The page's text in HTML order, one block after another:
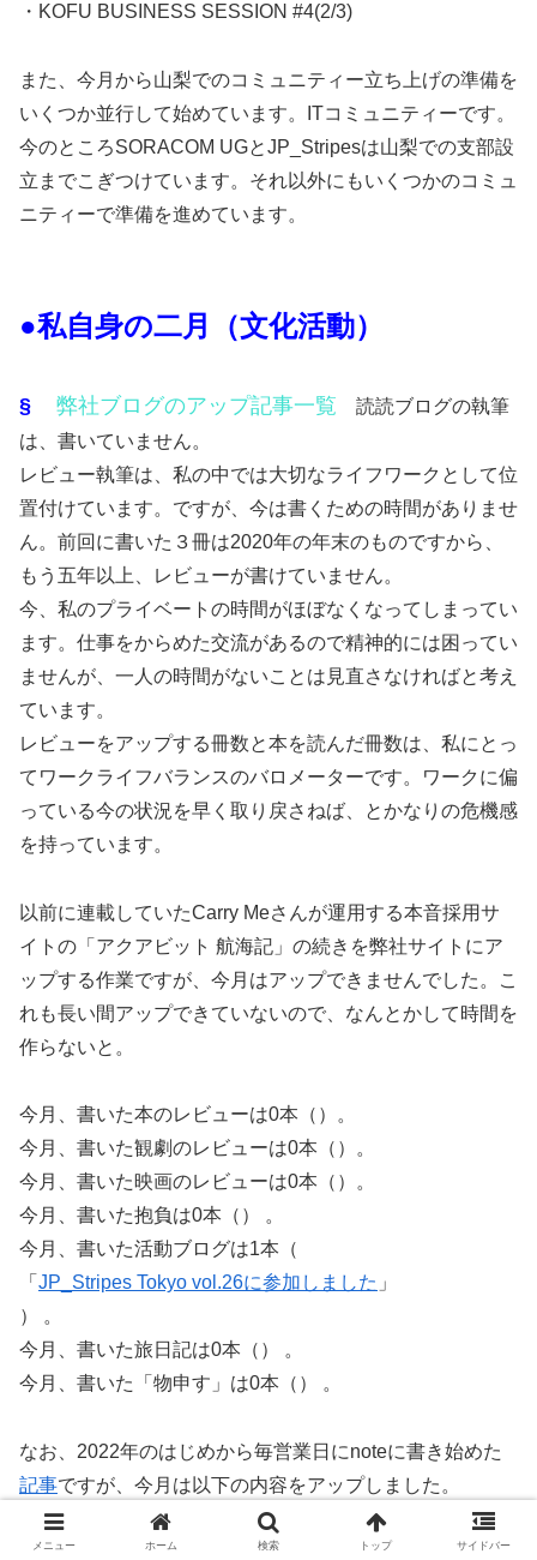
・KOFU BUSINESS SESSION #4(2/3)
また、今月から山梨でのコミュニティー立ち上げの準備を
いくつか並行して始めています。ITコミュニティーです。
今のところSORACOM UGとJP_Stripesは山梨での支部設
立までこぎつけています。それ以外にもいくつかのコミュ
ニティーで準備を進めています。
●私自身の二月（文化活動）
§ 弊社ブログのアップ記事一覧 読読ブログの執筆
は、書いていません。
レビュー執筆は、私の中では大切なライフワークとして位
置付けています。ですが、今は書くための時間がありませ
ん。前回に書いた３冊は2020年の年末のものですから、
もう五年以上、レビューが書けていません。
今、私のプライベートの時間がほぼなくなってしまってい
ます。仕事をからめた交流があるので精神的には困ってい
ませんが、一人の時間がないことは見直さなければと考え
ています。
レビューをアップする冊数と本を読んだ冊数は、私にとっ
てワークライフバランスのバロメーターです。ワークに偏
っている今の状況を早く取り戻さねば、とかなりの危機感
を持っています。
以前に連載していたCarry Meさんが運用する本音採用サ
イトの「アクアビット 航海記」の続きを弊社サイトにア
ップする作業ですが、今月はアップできませんでした。こ
れも長い間アップできていないので、なんとかして時間を
作らないと。
今月、書いた本のレビューは0本（）。
今月、書いた観劇のレビューは0本（）。
今月、書いた映画のレビューは0本（）。
今月、書いた抱負は0本（） 。
今月、書いた活動ブログは1本（
「 JP_Stripes Tokyo vol.26に参加しました 」
） 。
今月、書いた旅日記は0本（） 。
今月、書いた「物申す」は0本（） 。
なお、2022年のはじめから毎営業日にnoteに書き始めた
記事ですが、今月は以下の内容をアップしました。
1月29日 1月29日 SaaS is Deadと思わない理由
メニュー ホーム 検索 トップ サイドバー